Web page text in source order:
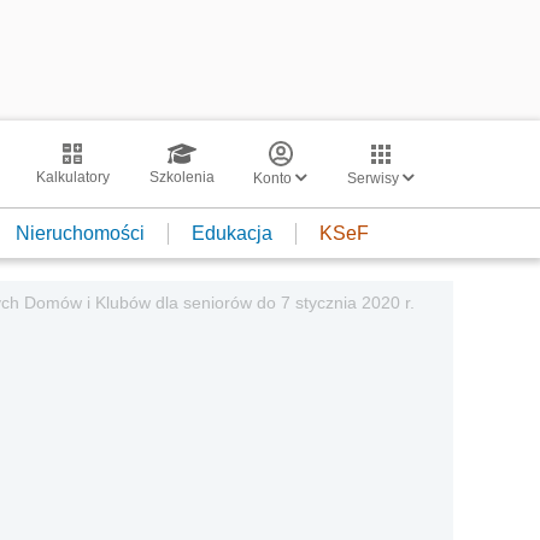
Kalkulatory Szkolenia Konto Serwisy
Nieruchomości Edukacja KSeF
Domów i Klubów dla seniorów do 7 stycznia 2020 r.